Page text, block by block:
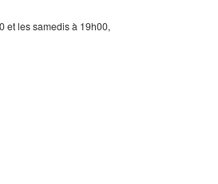
et les samedis à 19h00,